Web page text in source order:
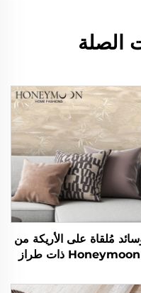
الصلة
مُلقاة على الأريكة من
Honeymoon ذات طراز
الفاخر